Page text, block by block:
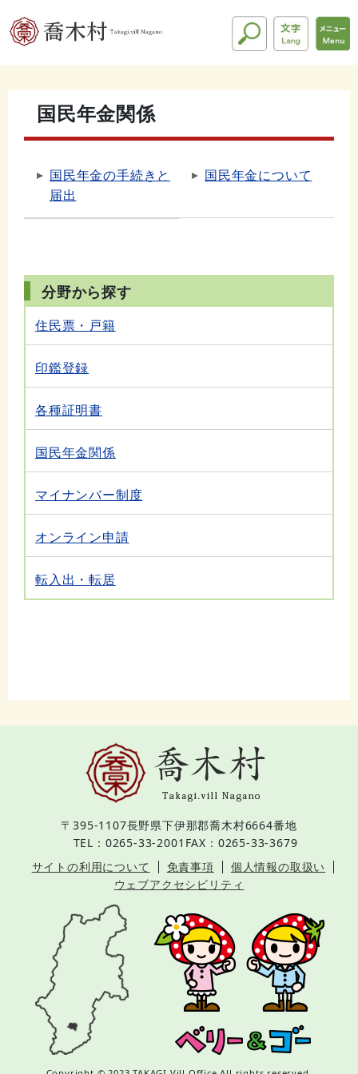
国民年金関係
国民年金の手続きと
届出
国民年金について
分野から探す
住民票・戸籍
印鑑登録
各種証明書
国民年金関係
マイナンバー制度
オンライン申請
転入出・転居
〒395-1107長野県下伊那郡喬木村6664番地
TEL：0265-33-2001 FAX：0265-33-3679
サイトの利用について
免責事項
個人情報の取扱い
ウェブアクセシビリティ